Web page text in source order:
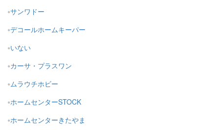
サンワドー
デコールホームキーパー
いない
カーサ・プラスワン
ムラウチホビー
ホームセンターSTOCK
ホームセンターきたやま